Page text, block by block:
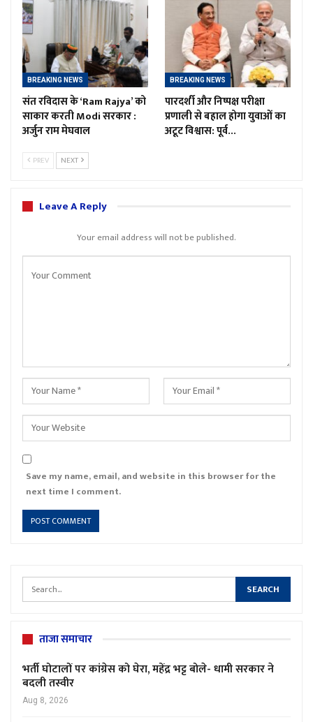
BREAKING NEWS
संत रविदास के ‘Ram Rajya’ को
साकार करती Modi सरकार :
अर्जुन राम मेघवाल
BREAKING NEWS
पारदर्शी और निष्पक्ष परीक्षा
प्रणाली से बहाल होगा युवाओं का
अटूट विश्वास: पूर्व…
PREV NEXT
Leave A Reply
Your email address will not be published.
Save my name, email, and website in this browser for the
next time I comment.
ताजा समाचार
भर्ती घोटालों पर कांग्रेस को घेरा, महेंद्र भट्ट बोले- धामी सरकार ने
बदली तस्वीर
Aug 8, 2026